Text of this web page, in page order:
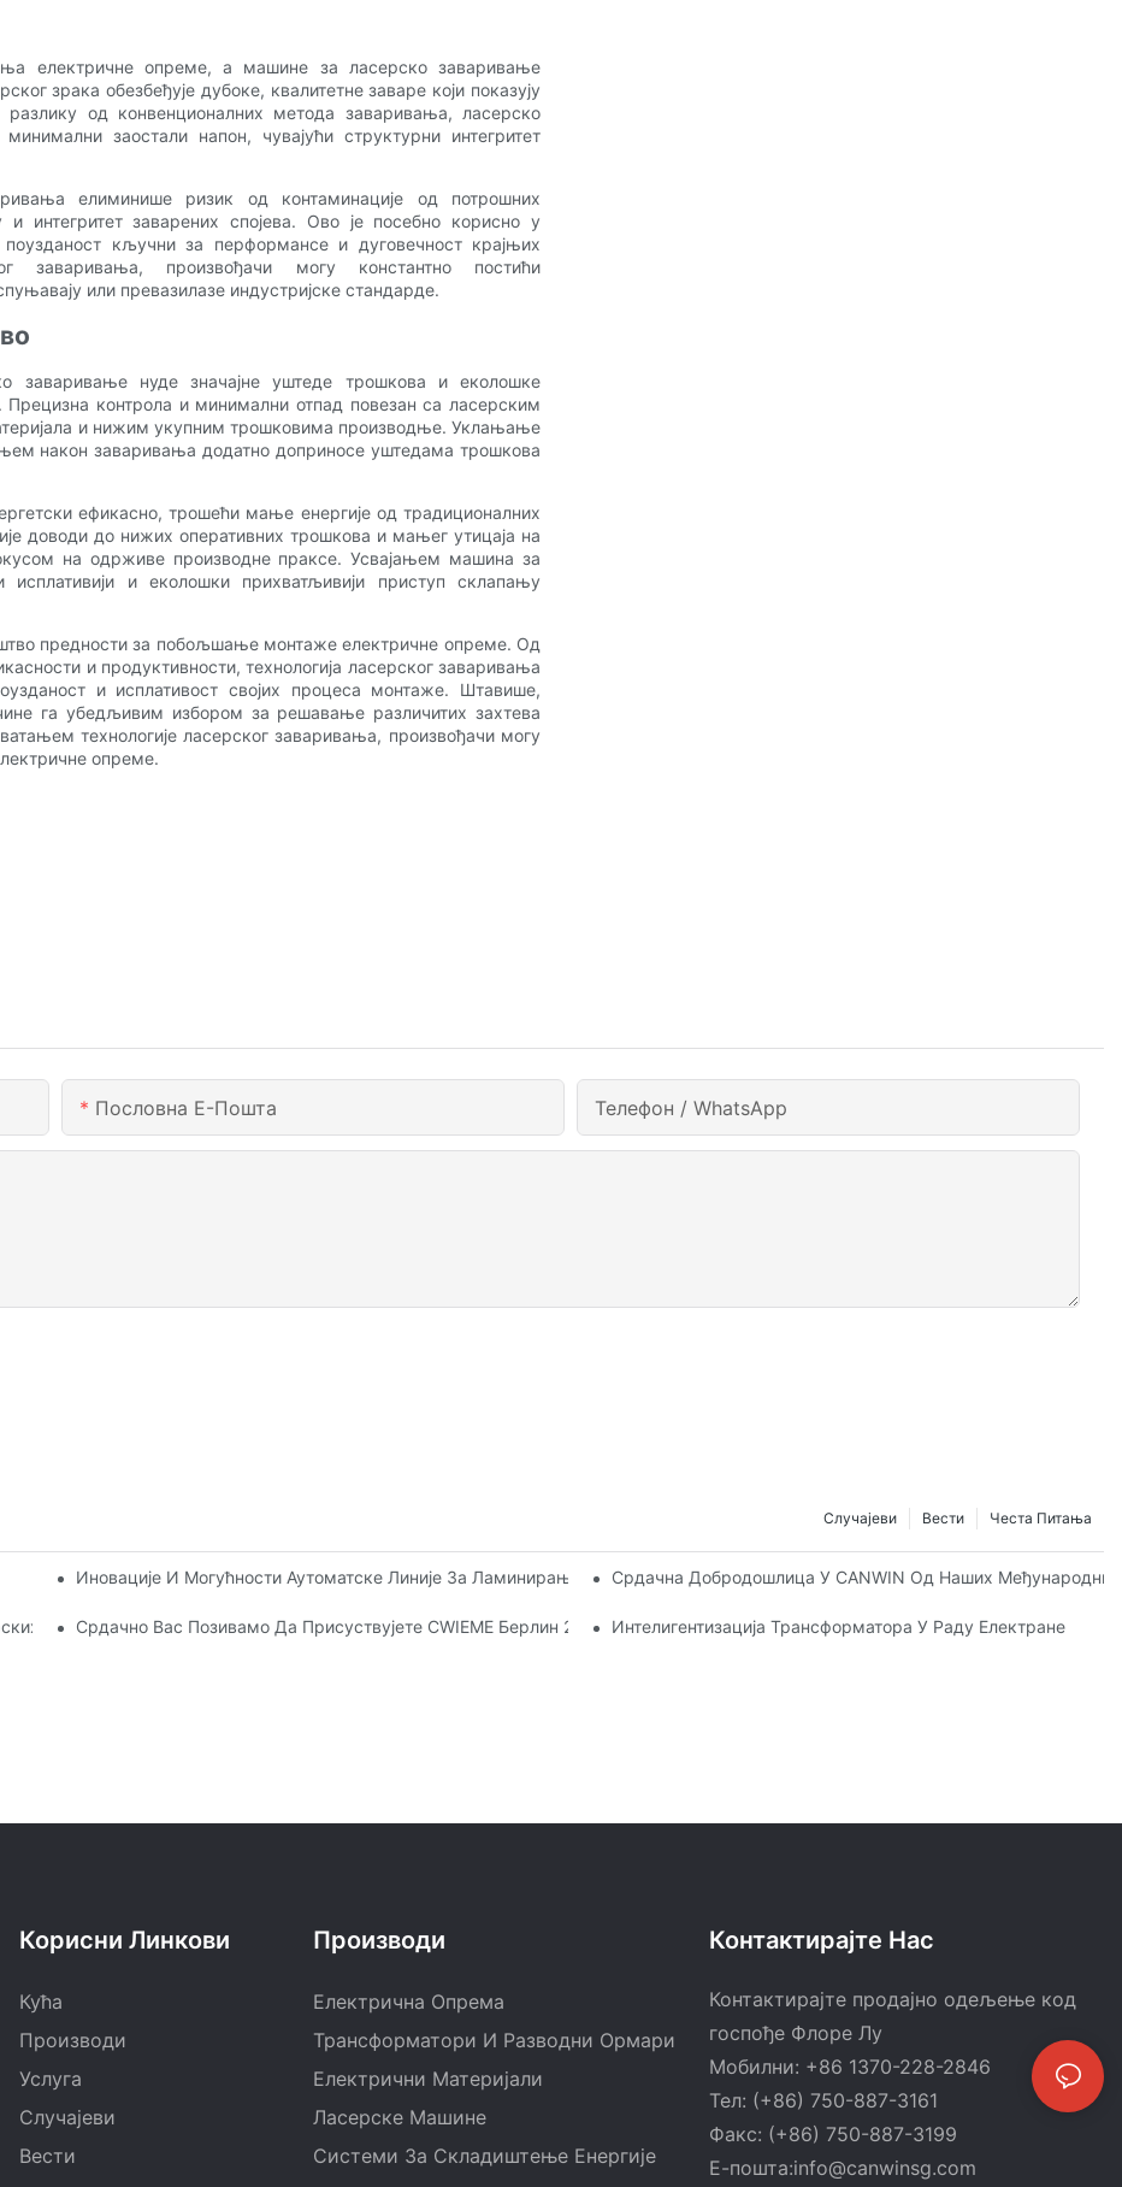
електричне опреме, а машине за ласерско заваривање
зрака обезбеђује дубоке, квалитетне заваре који показују
од конвенционалних метода заваривања, ласерско
заостали напон, чувајући структурни интегритет
елиминише ризик од контаминације од потрошних
и интегритет заварених спојева. Ово је посебно корисно у
кључни за перформансе и дуговечност крајњих
заваривања, произвођачи могу константно постићи
или превазилазе индустријске стандарде.
заваривање нуде значајне уштеде трошкова и еколошке
контрола и минимални отпад повезан са ласерским
и нижим укупним трошковима производње. Уклањање
након заваривања додатно доприносе уштедама трошкова
ефикасно, трошећи мање енергије од традиционалних
доводи до нижих оперативних трошкова и мањег утицаја на
на одрживе производне праксе. Усвајањем машина за
и еколошки прихватљивији приступ склапању
предности за побољшање монтаже електричне опреме. Од
и продуктивности, технологија ласерског заваривања
и исплативост својих процеса монтаже. Штавише,
га убедљивим избором за решавање различитих захтева
технологије ласерског заваривања, произвођачи могу
опреме.
Пословна Е-Пошта Телефон / WhatsApp
Честа Питања
Вести
Случајеви
Компанију - CANWIN.
Иновације И Могућности Аутоматске Линије За Ламинирање И Попречно Сечење CANWINСрдачна Добродошлица У CANWIN Од Наших Међународних
Купаца, Одличан Квалитет Гради Глобално Поверење
Срдачно Вас Позивамо Да Присуствујете CWIEME Берлин 2026 И Истражите Нове Могућности За Сарадњу!
Интелигентизација Трансформатора У Раду Електране
Корисни Линкови
Кућа
Производи
Услуга
Случајеви
Вести
Производи
Електрична Опрема
Трансформатори И Разводни Ормари
Електрични Материјали
Ласерске Машине
Системи За Складиштење Енергије
Контактирајте Нас
Контактирајте продајно одељење код
госпође Флоре Лу
Мобилни: +86 1370-228-2846
Тел: (+86) 750-887-3161
Факс: (+86) 750-887-3199
Е-пошта:info@canwinsg.com